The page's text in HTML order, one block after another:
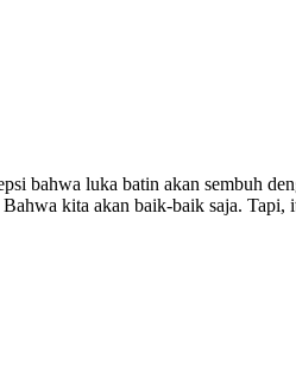
bahwa luka batin akan sembuh
kita akan baik-baik saja.